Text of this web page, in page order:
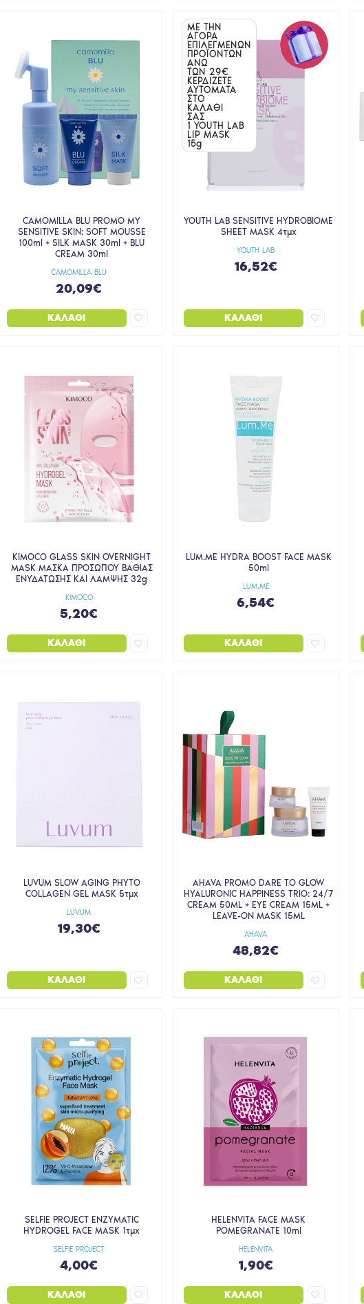
CAMOMILLA BLU
CAMOMILLA BLU PROMO MY
SENSITIVE SKIN: SOFT MOUSSE
100ml + SILK MASK 30ml + BLU
CREAM 30ml
20,09€
ΚΑΛΆΘΙ
ΜΕ ΤΗΝ
ΑΓΟΡΑ
ΕΠΙΛΕΓΜΕΝΩΝ
ΠΡΟΪΟΝΤΩΝ
ΑΝΩ
ΤΩΝ 29€
ΚΕΡΔΙΖΕΤΕ
ΑΥΤΟΜΑΤΑ
ΣΤΟ
ΚΑΛΑΘΙ
ΣΑΣ
1 YOUTH LAB
LIP MASK
15g
YOUTH LAB
YOUTH LAB SENSITIVE HYDROBIOME
SHEET MASK 4τμχ
16,52€
ΚΑΛΆΘΙ
KIMOCO
KIMOCO GLASS SKIN OVERNIGHT
MASK ΜΑΣΚΑ ΠΡΟΣΩΠΟΥ ΒΑΘΙΑΣ
ΕΝΥΔΑΤΩΣΗΣ ΚΑΙ ΛΑΜΨΗΣ 32g
5,20€
ΚΑΛΆΘΙ
LUM.ME
LUM.ME HYDRA BOOST FACE MASK
50ml
6,54€
ΚΑΛΆΘΙ
LUVUM
LUVUM SLOW AGING PHYTO
COLLAGEN GEL MASK 5τμχ
19,30€
ΚΑΛΆΘΙ
AHAVA
AHAVA PROMO DARE TO GLOW
HYALURONIC HAPPINESS TRIO: 24/7
CREAM 50ML + EYE CREAM 15ML +
LEAVE-ON MASK 15ML
48,82€
ΚΑΛΆΘΙ
SELFIE PROJECT
SELFIE PROJECT ENZYMATIC
HYDROGEL FACE MASK 1τμχ
4,00€
ΚΑΛΆΘΙ
HELENVITA
HELENVITA FACE MASK
POMEGRANATE 10ml
1,90€
ΚΑΛΆΘΙ